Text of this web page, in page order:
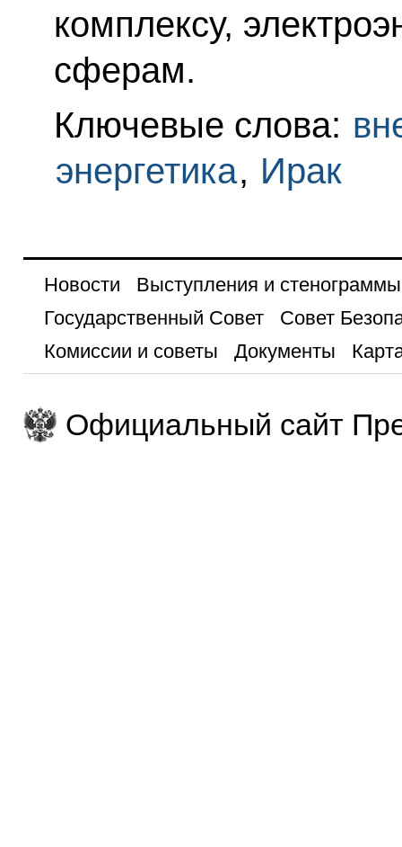
комплексу,
сферам.
Ключевые слова:
энергетика, Ирак
Новости
Выступления и стенограммы
Государственный Совет
Совет
Комиссии и советы
Документы
Официальный сайт